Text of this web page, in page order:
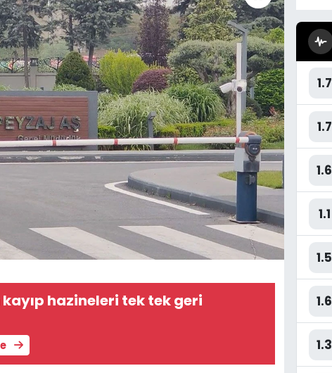
hazineleri tek tek geri
1.7
1.7
1.6
1.1
1.5
1.6
1.3